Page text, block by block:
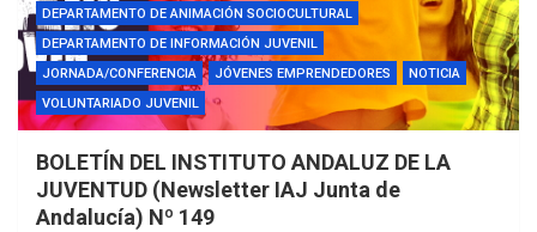
DEPARTAMENTO DE ANIMACIÓN SOCIOCULTURAL
DEPARTAMENTO DE INFORMACIÓN JUVENIL
JORNADA/CONFERENCIA
JÓVENES EMPRENDEDORES
NOTICIA
VOLUNTARIADO JUVENIL
BOLETÍN DEL INSTITUTO ANDALUZ DE LA
JUVENTUD (Newsletter IAJ Junta de
Andalucía) Nº 149